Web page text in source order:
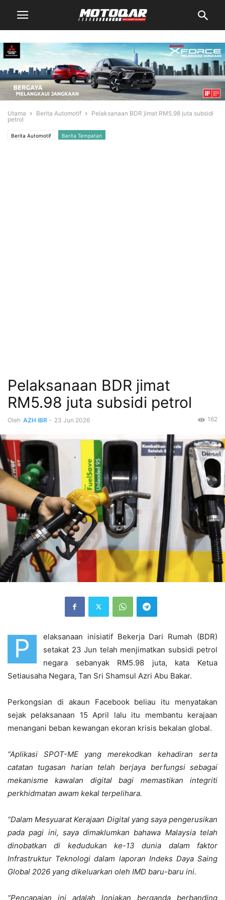
Utama Berita Automotif
Pelaksanaan BDR jimat RM5.98 juta subsidi
petrol
Berita Automotif Berita Tempatan
Pelaksanaan BDR jimat
RM5.98 juta subsidi petrol
Oleh AZH IBR - 23 Jun 2026 162
P
elaksanaan inisiatif Bekerja Dari Rumah (BDR)
setakat 23 Jun telah menjimatkan subsidi petrol
negara sebanyak RM5.98 juta, kata Ketua
Setiausaha Negara, Tan Sri Shamsul Azri Abu Bakar.
Perkongsian di akaun Facebook beliau itu menyatakan
sejak pelaksanaan 15 April lalu itu membantu kerajaan
menangani beban kewangan ekoran krisis bekalan global.
“Aplikasi SPOT-ME yang merekodkan kehadiran serta
catatan tugasan harian telah berjaya berfungsi sebagai
mekanisme kawalan digital bagi memastikan integriti
perkhidmatan awam kekal terpelihara.
“Dalam Mesyuarat Kerajaan Digital yang saya pengerusikan
pada pagi ini, saya dimaklumkan bahawa Malaysia telah
dinobatkan di kedudukan ke-13 dunia dalam faktor
Infrastruktur Teknologi dalam laporan Indeks Daya Saing
Global 2026 yang dikeluarkan oleh IMD baru-baru ini.
“Pencapaian ini adalah lonjakan berganda berbanding